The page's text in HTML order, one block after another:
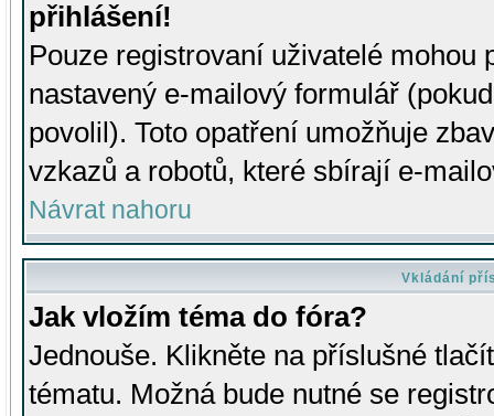
přihlášení!
Pouze registrovaní uživatelé mohou
nastavený e-mailový formulář
povolil). Toto opatření umožňuje
vzkazů a robotů, které sbírají e-
Návrat nahoru
Vkládání
Jak vložím téma do fóra?
Jednouše. Klikněte na příslušné
tématu. Možná bude nutné se